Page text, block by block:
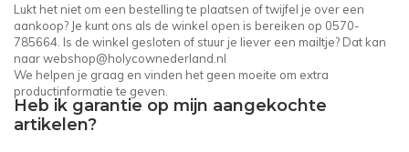
Lukt het niet om een bestelling te plaatsen of twijfel je over een
aankoop? Je kunt ons als de winkel open is bereiken op 0570-
785664. Is de winkel gesloten of stuur je liever een mailtje? Dat kan
naarwebshop@holycownederland.nl
We helpen je graag en vinden het geen moeite om extra
productinformatie te geven.
Heb ik garantie op mijn aangekochte
artikelen?